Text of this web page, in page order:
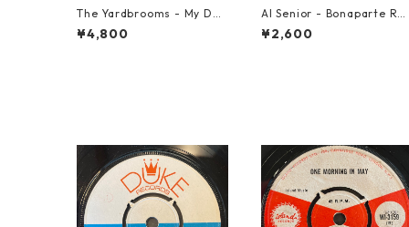
The Yardbrooms - My Des
ire【7-21922】
¥4,800
Al Senior - Bonaparte Ret
reat【7-21861】
¥2,600